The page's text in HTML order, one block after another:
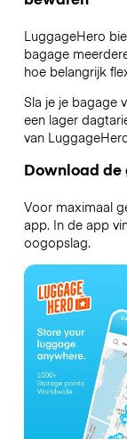
LuggageHero
bagage
hoe belangrijk
Sla je je bagage
een lager
van
Download de
Voor maximaal
app. In de app
oogopslag.